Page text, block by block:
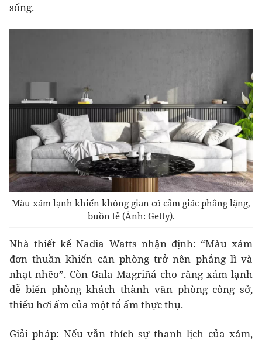
sống.
Màu xám lạnh khiến không gian có cảm giác phẳng lặng,
buồn tẻ (Ảnh: Getty).
Nhà thiết kế Nadia Watts nhận định: “Màu xám
đơn thuần khiến căn phòng trở nên phẳng lì và
nhạt nhẽo”. Còn Gala Magriñá cho rằng xám lạnh
dễ biến phòng khách thành văn phòng công sở,
thiếu hơi ấm của một tổ ấm thực thụ.
Giải pháp: Nếu vẫn thích sự thanh lịch của xám,